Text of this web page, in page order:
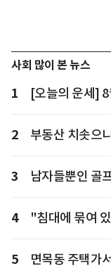
사회 많이 본 뉴스
1 [오늘의 운세]
2 부동산 치솟으
3 남자들뿐인 골
4 "침대에 묶여
5 면목동 주택가